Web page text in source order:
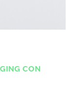
CON